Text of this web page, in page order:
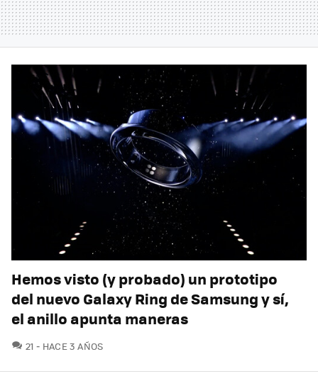
Hemos visto (y probado) un prototipo
del nuevo Galaxy Ring de Samsung y sí,
el anillo apunta maneras
21 COMENTARIOS
HACE 3 AÑOS